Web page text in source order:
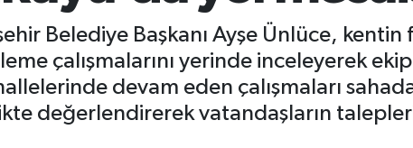
Belediye Başkanı Ayşe Ünlüce, kentin
çalışmalarını yerinde inceleyerek
devam eden çalışmaları
değerlendirerek vatandaşların